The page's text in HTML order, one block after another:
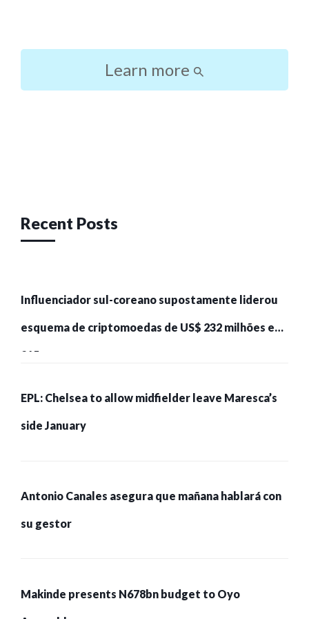
Learn more
Recent Posts
Influenciador sul-coreano supostamente liderou
esquema de criptomoedas de US$ 232 milhões e
215 pessoas presas
EPL: Chelsea to allow midfielder leave Maresca’s
side January
Antonio Canales asegura que mañana hablará con
su gestor
Makinde presents N678bn budget to Oyo